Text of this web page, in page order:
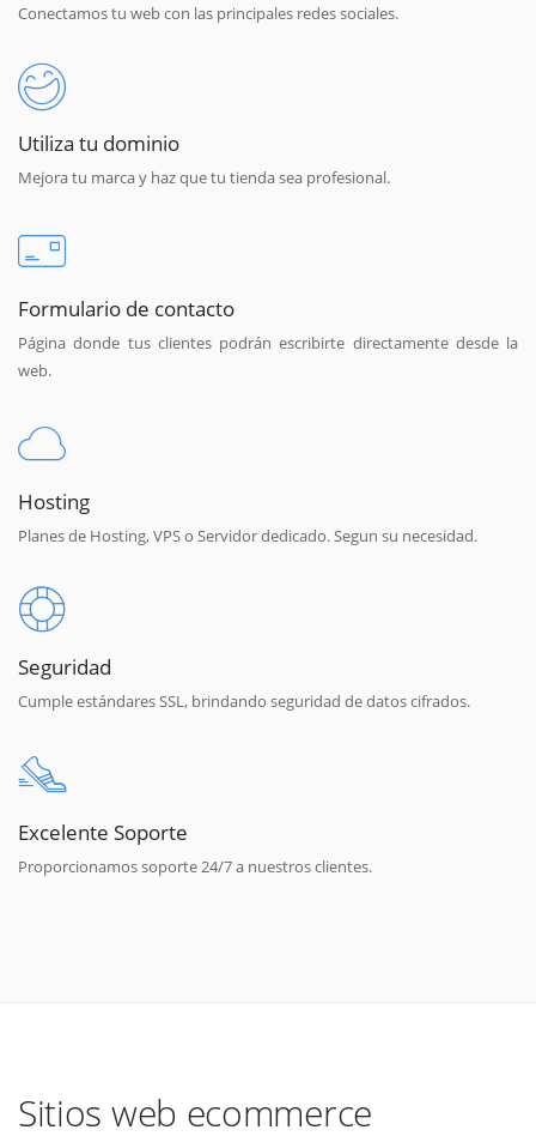
Conectamos tu web con las principales redes sociales.
Utiliza tu dominio
Mejora tu marca y haz que tu tienda sea profesional.
Formulario de contacto
Página donde tus clientes podrán escribirte directamente desde la
web.
Hosting
Planes de Hosting, VPS o Servidor dedicado. Segun su necesidad.
Seguridad
Cumple estándares SSL, brindando seguridad de datos cifrados.
Excelente Soporte
Proporcionamos soporte 24/7 a nuestros clientes.
Sitios web ecommerce